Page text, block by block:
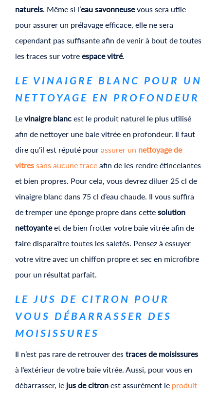
naturels . Même si l’eau savonneusevous sera utile
pour assurer un prélavage efficace, elle ne sera
cependant pas suffisante afin de venir à bout de toutes
les traces sur votreespace vitré.
LE VINAIGRE BLANC POUR UN
NETTOYAGE EN PROFONDEUR
Levinaigre blanc est le produit naturel le plus utilisé
afin de nettoyer une baie vitrée en profondeur. Il faut
dire qu’il est réputé pourassurer un nettoyage de
vitres sans aucune trace afin de les rendre étincelantes
et bien propres. Pour cela, vous devrez diluer 25 cl de
vinaigre blanc dans 75 cl d’eau chaude. Il vous suffira
de tremper une éponge propre dans cettesolution
nettoyanteet de bien frotter votre baie vitrée afin de
faire disparaître toutes les saletés. Pensez à essuyer
votre vitre avec un chiffon propre et sec en microfibre
pour un résultat parfait.
LE JUS DE CITRON POUR
VOUS DÉBARRASSER DES
MOISISSURES
Il n’est pas rare de retrouver destraces de moisissures
à l’extérieur de votre baie vitrée. Aussi, pour vous en
débarrasser, le jus de citron est assurément le produit